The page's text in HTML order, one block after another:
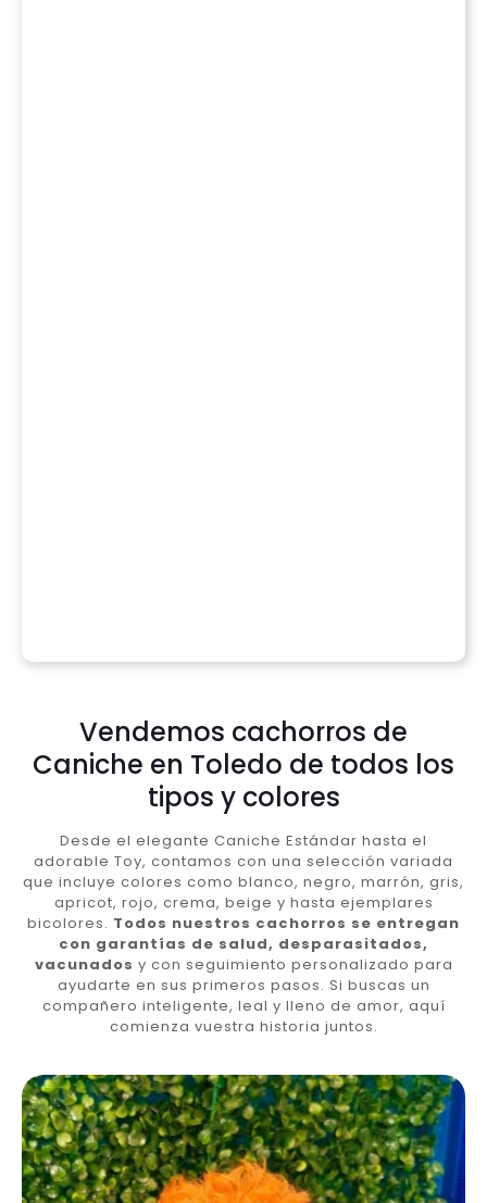
Vendemos cachorros de
Caniche en Toledo de todos los
tipos y colores
Desde el elegante Caniche Estándar hasta el
adorable Toy, contamos con una selección variada
que incluye colores como blanco, negro, marrón, gris,
apricot, rojo, crema, beige y hasta ejemplares
bicolores. Todos nuestros cachorros se entregan
con garantías de salud, desparasitados,
vacunados y con seguimiento personalizado para
ayudarte en sus primeros pasos. Si buscas un
compañero inteligente, leal y lleno de amor, aquí
comienza vuestra historia juntos.